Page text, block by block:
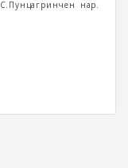
С.Пунцагринчен нар.